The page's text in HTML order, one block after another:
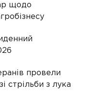
щодо
провели
стрільби з лука